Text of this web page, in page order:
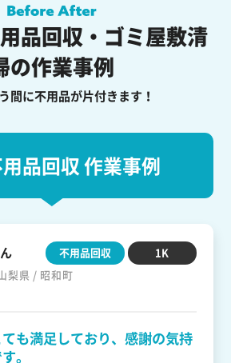
品回収・ゴミ屋敷清
の作業事例
間に不用品が片付きます！
品回収 作業事例
梨県 / 昭和町
不用品回収 1K
も満足しており、感謝の気持
。